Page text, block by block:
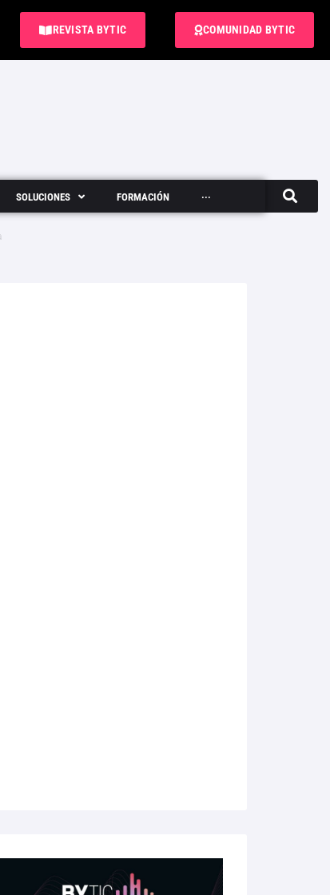
REVISTA BYTIC COMUNIDAD BYTIC
SOLUCIONES FORMACIÓN ···